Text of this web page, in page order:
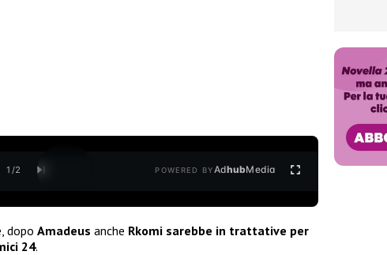
1 /2 POWERED BYAdhubMedia
dopo Amadeus anche Rkomi sarebbe in trattative per
24.